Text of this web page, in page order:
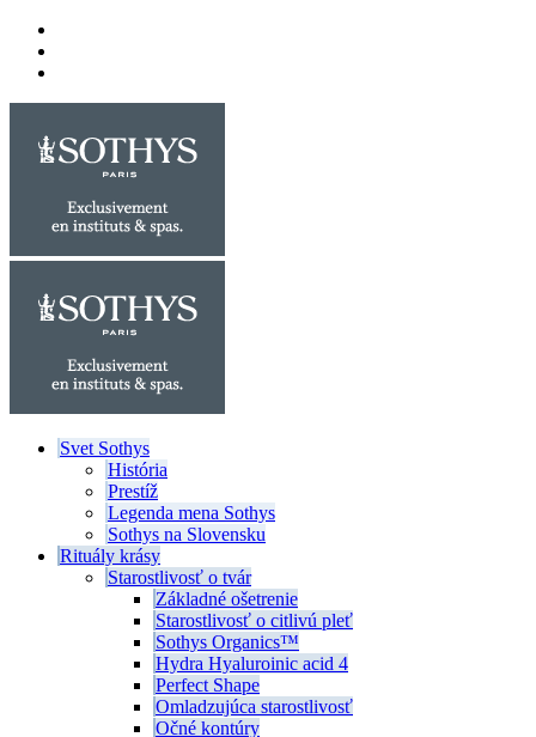
Svet Sothys
História
Prestíž
Legenda mena Sothys
Sothys na Slovensku
Rituály krásy
Starostlivosť o tvár
Základné ošetrenie
Starostlivosť o citlivú pleť
Sothys Organics™
Hydra Hyaluroinic acid 4
Perfect Shape
Omladzujúca starostlivosť
Očné kontúry